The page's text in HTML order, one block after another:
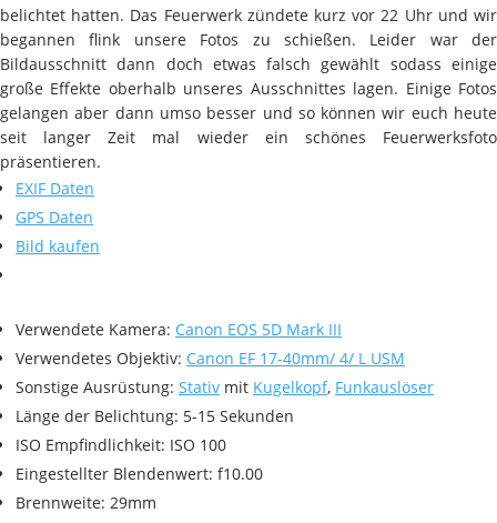
belichtet hatten. Das Feuerwerk zündete kurz vor 22 Uhr und wir
begannen flink unsere Fotos zu schießen. Leider war der
Bildausschnitt dann doch etwas falsch gewählt sodass einige
große Effekte oberhalb unseres Ausschnittes lagen. Einige Fotos
gelangen aber dann umso besser und so können wir euch heute
seit langer Zeit mal wieder ein schönes Feuerwerksfoto
präsentieren.
EXIF Daten
GPS Daten
Bild kaufen
Verwendete Kamera: Canon EOS 5D Mark III
Verwendetes Objektiv: Canon EF 17-40mm/ 4/ L USM
Sonstige Ausrüstung: Stativ mit Kugelkopf, Funkauslöser
Länge der Belichtung: 5-15 Sekunden
ISO Empfindlichkeit: ISO 100
Eingestellter Blendenwert: f10.00
Brennweite: 29mm